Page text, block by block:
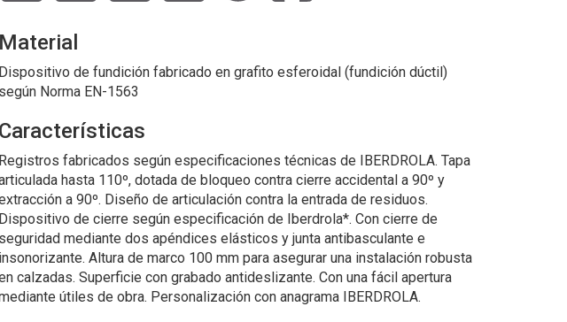
Material
Dispositivo de fundición fabricado en grafito esferoidal (fundición dúctil)
según Norma EN-1563
Características
Registros fabricados según especificaciones técnicas de IBERDROLA. Tapa
hasta 110º, dotada de bloqueo contra cierre accidental a 90º y
a 90º. Diseño de articulación contra la entrada de residuos.
Dispositivo de cierre según especificación de Iberdrola*. Con cierre de
seguridad mediante dos apéndices elásticos y junta antibasculante e
insonorizante. Altura de marco 100 mm para asegurar una instalación robusta
calzadas. Superficie con grabado antideslizante. Con una fácil apertura
útiles de obra. Personalización con anagrama IBERDROLA.